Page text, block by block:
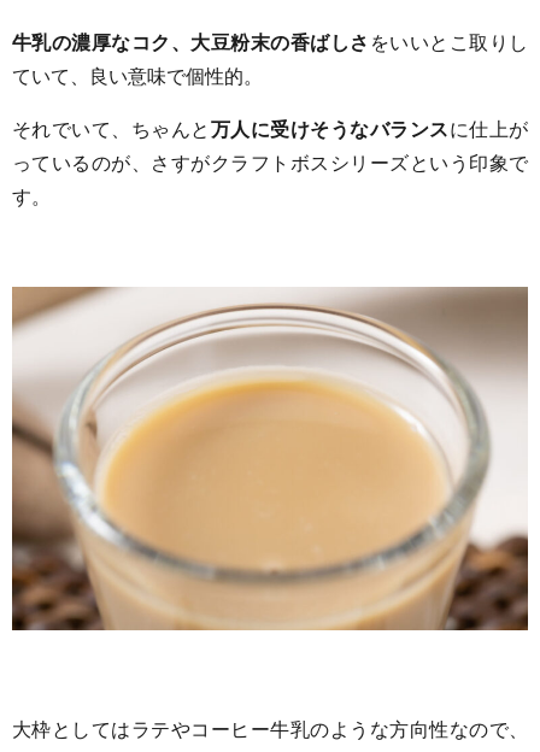
牛乳の濃厚なコク、大豆粉末の香ばしさ をいいとこ取りし
ていて、良い意味で個性的。
それでいて、ちゃんと 万人に受けそうなバランスに仕上が
っているのが、さすがクラフトボスシリーズという印象で
す。
大枠としてはラテやコーヒー牛乳のような方向性なので、